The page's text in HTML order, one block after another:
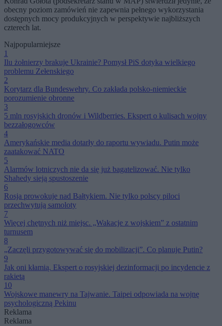
obecny poziom zamówień nie zapewnia pełnego wykorzystania
dostępnych mocy produkcyjnych w perspektywie najbliższych
czterech lat.
Najpopularniejsze
1
Ilu żołnierzy brakuje Ukrainie? Pomysł PiS dotyka wielkiego
problemu Zełenskiego
2
Korytarz dla Bundeswehry. Co zakłada polsko-niemieckie
porozumienie obronne
3
5 mln rosyjskich dronów i Wildberries. Ekspert o kulisach wojny
bezzałogowców
4
Amerykańskie media dotarły do raportu wywiadu. Putin może
zaatakować NATO
5
Alarmów lotniczych nie da się już bagatelizować. Nie tylko
Shahedy sieją spustoszenie
6
Rosja prowokuje nad Bałtykiem. Nie tylko polscy piloci
przechwytują samoloty
7
Więcej chętnych niż miejsc. „Wakacje z wojskiem” z ostatnim
turnusem
8
„Zaczęli przygotowywać się do mobilizacji”. Co planuje Putin?
9
Jak oni kłamią. Ekspert o rosyjskiej dezinformacji po incydencie z
rakietą
10
Wojskowe manewry na Tajwanie. Taipei odpowiada na wojnę
psychologiczną Pekinu
Reklama
Reklama